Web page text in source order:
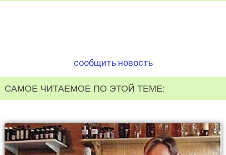
сообщить новость
САМОЕ ЧИТАЕМОЕ ПО ЭТОЙ ТЕМЕ: